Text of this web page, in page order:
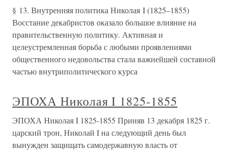
§ 13. Внутренняя политика Николая I (1825–1855)
Восстание декабристов оказало большое влияние на
правительственную политику. Активная и
целеустремленная борьба с любыми проявлениями
общественного недовольства стала важнейшей составной
частью внутриполитического курса
ЭПОХА Николая I 1825-1855
ЭПОХА Николая I 1825-1855 Приняв 13 декабря 1825 г.
царский трон, Николай I на следующий день был
вынужден защищать самодержавную власть от